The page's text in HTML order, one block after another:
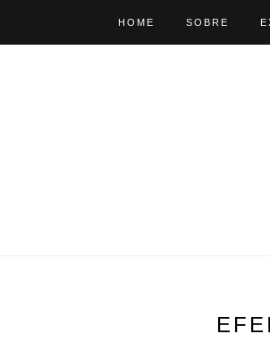
HOME SOBRE